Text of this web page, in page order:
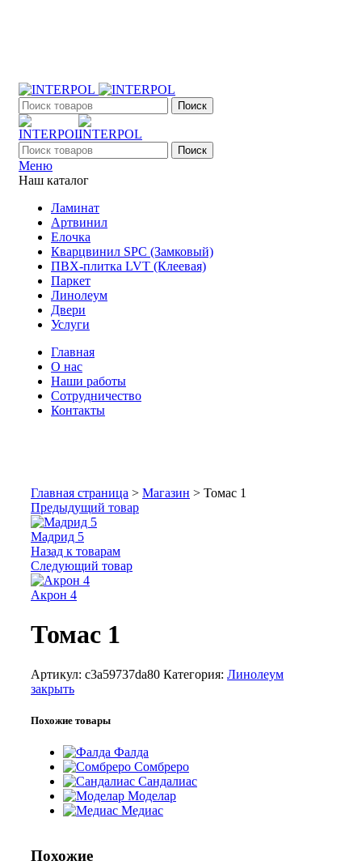
Поиск
Поиск
Меню
Наш каталог
Ламинат
Артвинил
Елочка
Кварцвинил SPC (Замковый)
ПВХ-плитка LVT (Клеевая)
Паркет
Линолеум
Двери
Услуги
Главная
О нас
Наши работы
Сотрудничество
Контакты
Главная страница > Магазин > Томас 1
Предыдущий товар
Мадрид 5
Назад к товарам
Следующий товар
Акрон 4
Томас 1
Артикул: c3a59737da80 Категория: Линолеум
закрыть
Похожие товары
Фалда
Сомбреро
Сандалиас
Моделар
Медиас
Похожие